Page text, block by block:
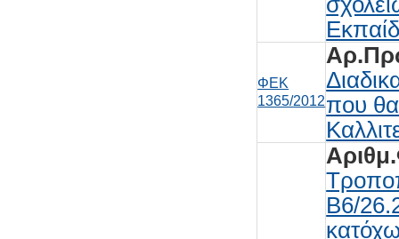
ΦΕΚ
1365/2012που θα
Β6/